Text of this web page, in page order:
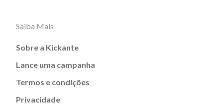
Saiba Mais
Sobre a Kickante
Lance uma campanha
Termos e condições
Privacidade